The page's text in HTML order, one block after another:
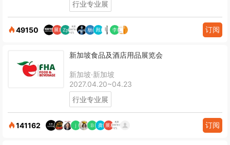
行业专业展
49150 订阅
新加坡食品及酒店用品展览会
新加坡·新加坡
2027.04.20~04.23
行业专业展
141162 订阅